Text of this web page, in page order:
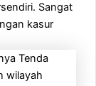
Sangat
kasur